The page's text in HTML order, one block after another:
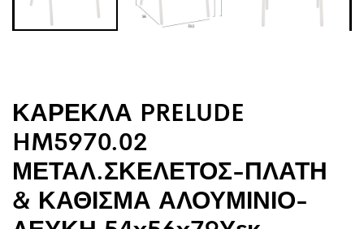
ΚΑΡΕΚΛΑ PRELUDE
HM5970.02
ΜΕΤΑΛ.ΣΚΕΛΕΤΟΣ-ΠΛΑΤΗ
& ΚΑΘΙΣΜΑ ΑΛΟΥΜΙΝΙΟ-